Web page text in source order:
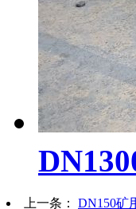
上一条： DN150矿